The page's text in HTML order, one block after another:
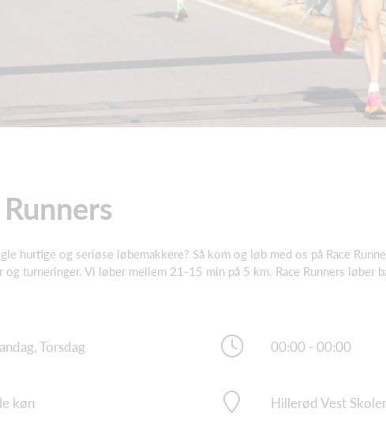
hurtige og seriøse løbemakkere? Så kom og løb med os på Race
og turneringer. Vi løber mellem 21-15 min på 5 km. Race Runners løber
Torsdag 00:00 - 00:00
køn Hillerød Vest